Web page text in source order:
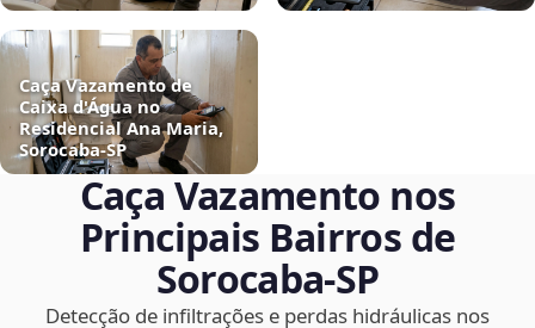
Caça Vazamento de
Caixa d'Água no
Residencial Ana Maria,
Sorocaba‑SP
Caça Vazamento nos
Principais Bairros de
Sorocaba‑SP
Detecção de infiltrações e perdas hidráulicas nos